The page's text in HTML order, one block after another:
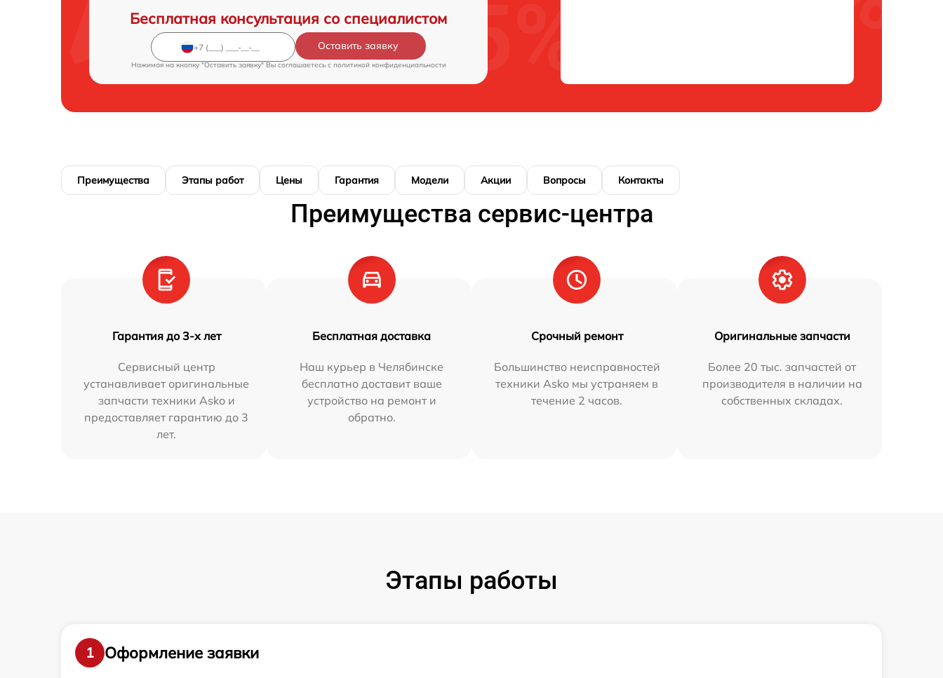
Бесплатная консультация со специалистом
Оставить заявку
Нажимая на кнопку "Оставить заявку" Вы соглашаетесь c политикой конфиденциальности
Преимущества Этапы работ Цены Гарантия Модели Акции Вопросы Контакты
Преимущества сервис-центра
Гарантия до 3-х лет
Сервисный центр
устанавливает оригинальные
запчасти техники Asko и
предоставляет гарантию до 3
лет.
Бесплатная доставка
Наш курьер в Челябинске
бесплатно доставит ваше
устройство на ремонт и
обратно.
Срочный ремонт
Большинство неисправностей
техники Asko мы устраняем в
течение 2 часов.
Оригинальные запчасти
Более 20 тыс. запчастей от
производителя в наличии на
собственных складах.
Этапы работы
1
Оформление заявки